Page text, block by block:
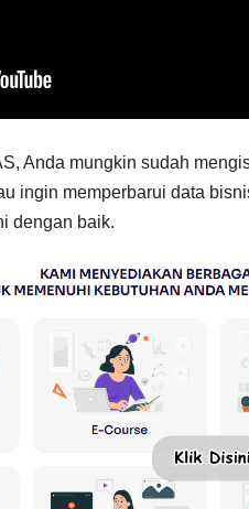
Anda mungkin sudah
ingin memperbarui data
dengan baik.